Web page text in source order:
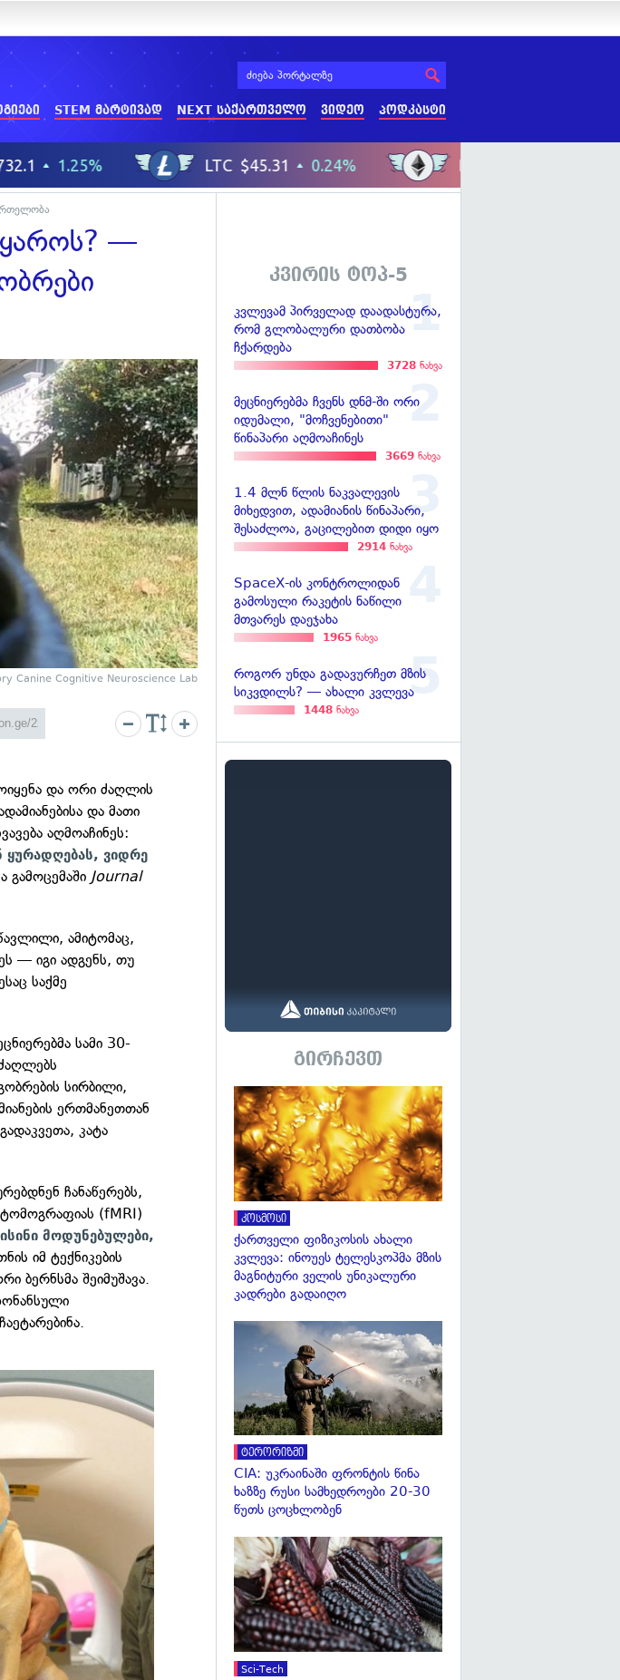
STEM მარტივად NEXT საქართველო ვიდეო პოდკასტი
—
Canine Cognitive Neuroscience Lab
და ორი ძაღლის
და მათი
აღმოაჩინეს:
ყურადღებას, ვიდრე
გამოცემაში Journal
ამიტომაც,
— იგი ადგენს, თუ
საქმე
სამი 30-
სირბილი,
ერთმანეთთან
კატა
ჩანაწერებს,
(fMRI)
მოდუნებულები,
იმ ტექნიკების
ბერნსმა შეიმუშავა.
კვირის ტოპ-5
კვლევამ პირველად დაადასტურა,
რომ გლობალური დათბობა
ჩქარდება
3728 ნახვა
მეცნიერებმა ჩვენს დნმ-ში ორი
იდუმალი, "მოჩვენებითი"
წინაპარი აღმოაჩინეს
3669 ნახვა
1.4 მლნ წლის ნაკვალევის
მიხედვით, ადამიანის წინაპარი,
შესაძლოა, გაცილებით დიდი იყო
2914 ნახვა
SpaceX-ის კონტროლიდან
გამოსული რაკეტის ნაწილი
მთვარეს დაეჯახა
1965 ნახვა
როგორ უნდა გადავურჩეთ მზის
სიკვდილს? — ახალი კვლევა
1448 ნახვა
გირჩევთ
კოსმოსი
ქართველი ფიზიკოსის ახალი
კვლევა: ინოუეს ტელესკოპმა მზის
მაგნიტური ველის უნიკალური
კადრები გადაიღო
ტერორიზმი
CIA: უკრაინაში ფრონტის წინა
ხაზზე რუსი სამხედროები 20-30
წუთს ცოცხლობენ
Sci-Tech